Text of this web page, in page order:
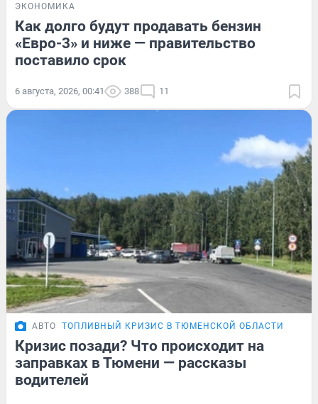
ЭКОНОМИКА
Как долго будут продавать бензин
«Евро-3» и ниже — правительство
поставило срок
6 августа, 2026, 00:41 388 11
АВТО ТОПЛИВНЫЙ КРИЗИС В ТЮМЕНСКОЙ ОБЛАСТИ
Кризис позади? Что происходит на
заправках в Тюмени — рассказы
водителей